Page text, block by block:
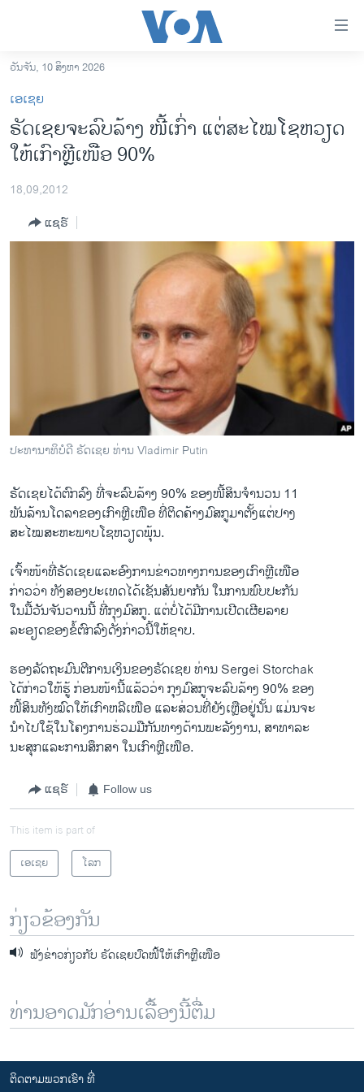
ເຂົ້າ
ຫາ
ຂ້າມ
ຂ້າມ
ຂ້າມ
ຫາ
ລາວ
ອາເມຣິກາ
ການເລືອກຕັ້ງ ປະທານາທີບໍດີ ສະຫະລັດ 2024
ຂ່າວ​ຈີນ
ໂລກ
ອິດສະຫຼະພາບດ້ານການຂ່າວ
ວິທະຍາສາດ-ເທັກໂນໂລຈີ
ທຸລະກິດ
ພາສາອັງກິດ
ສຽງ
ລາຍການກະຈາຍສຽງ
ຕິດຕາມພວກເຮົາ ທີ່
ພາສາຕ່າງໆ
ວັນຈັນ, 10 ສິງຫາ 2026
ເອເຊຍ
ຣັດເຊຍຈະລົບລ້າງ ໜີ້ເກົ່າ ແຕ່ສະໄໝໂຊຫວຽດ
ໃຫ້ເກົາຫຼີເໜືອ 90%
18,09,2012
ແຊຣ໌
ປະທານາທິບໍດີ ຣັດເຊຍ ທ່ານ Vladimir Putin
ຣັດເຊຍໄດ້ຕົກລົງ ທີ່ຈະລົບລ້າງ 90% ຂອງໜີ້ສິນຈໍານວນ 11
ພັນລ້ານໂດລາຂອງເກົາຫຼີເໜືອ ທີ່ຕິດຄ້າງມົສກູມາຕັ້ງແຕ່ປາງ
ສະໄໝສະຫະພາບໂຊຫວຽດພຸ້ນ.
ເຈົ້າໜ້າທີ່ຣັດເຊຍແລະອົງການຂ່າວທາງການຂອງເກົາຫຼີເໜືອ
ກ່າວວ່າ ທັງສອງປະເທດໄດ້ເຊັນສັນຍາກັນ ໃນການພົບປະກັນ
ໃນມື້ວັນຈັນວານນີ້ ທີ່ກຸງມົສກູ. ແຕ່ບໍ່ໄດ້ມີການເປີດເຜີຍລາຍ
ລະອຽດຂອງຂໍ້ຕົກລົງດັ່ງກ່າວນີ້ໃຫ້ຊາບ.
ຮອງລັດຖະມົນຕີການເງິນຂອງຣັດເຊຍ ທ່ານ Sergei Storchak
ໄດ້ກ່າວໃຫ້ຮູ້ ກ່ອນໜ້ານີ້ແລ້ວວ່າ ກຸງມົສກູຈະລົບລ້າງ 90% ຂອງ
ໜີ້ສິນທັງໝົດໃຫ້ເກົາຫລີເໜືອ ແລະສ່ວນທີ່ຍັງເຫຼືອຢູ່ນັ້ນ ແມ່ນຈະ
ນໍາໄປໃຊ້ໃນໂຄງການຮ່ວມມືກັນທາງດ້ານພະລັງງານ, ສາທາລະ
ນະສຸກແລະການສຶກສາ ໃນເກົາຫຼີເໜືອ.
ແຊຣ໌ Follow us
This item is part of
ເອເຊຍ
ໂລກ
ກ່ຽວຂ້ອງກັນ
ຟັງຂ່າວກ່ຽວກັບ ຣັດເຊຍປົດໜີ້ໃຫ້ເກົາຫຼີເໜືອ
ທ່ານອາດມັກອ່ານເລື້ອງນີ້ຕື່ມ
ຕິດຕາມພວກເຮົາ ທີ່